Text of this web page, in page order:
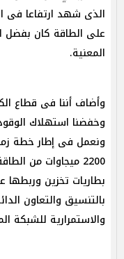
الذى شهد ارتفاعا فى
على الطاقة كان بفضل
المعنية.
وأضاف أننا فى قطاع
ونعمل فى إطار خطة
بطاريات تخزين وربطها
بالتنسيق والتعاون
والاستمرارية للشبكة